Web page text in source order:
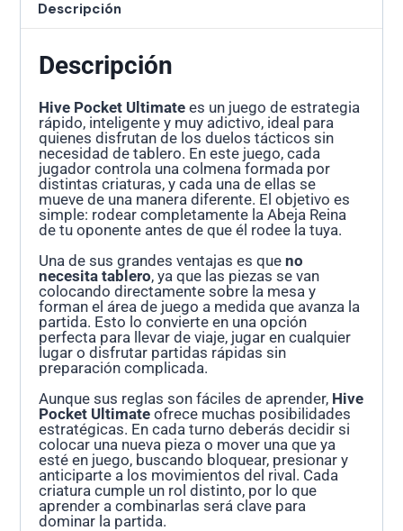
Descripción
Descripción
Hive Pocket Ultimate es un juego de estrategia
rápido, inteligente y muy adictivo, ideal para
quienes disfrutan de los duelos tácticos sin
necesidad de tablero. En este juego, cada
jugador controla una colmena formada por
distintas criaturas, y cada una de ellas se
mueve de una manera diferente. El objetivo es
simple: rodear completamente la Abeja Reina
de tu oponente antes de que él rodee la tuya.
Una de sus grandes ventajas es queno
necesita tablero, ya que las piezas se van
colocando directamente sobre la mesa y
forman el área de juego a medida que avanza la
partida. Esto lo convierte en una opción
perfecta para llevar de viaje, jugar en cualquier
lugar o disfrutar partidas rápidas sin
preparación complicada.
Aunque sus reglas son fáciles de aprender, Hive
Pocket Ultimate ofrece muchas posibilidades
estratégicas. En cada turno deberás decidir si
colocar una nueva pieza o mover una que ya
esté en juego, buscando bloquear, presionar y
anticiparte a los movimientos del rival. Cada
criatura cumple un rol distinto, por lo que
aprender a combinarlas será clave para
dominar la partida.